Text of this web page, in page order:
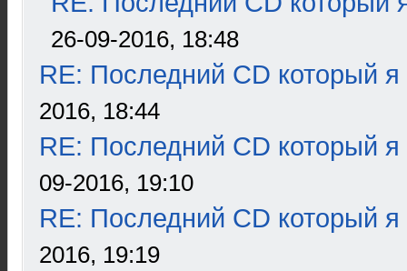
26-09-2016, 18:48
RE: Последний CD который я
2016, 18:44
RE: Последний CD который я
09-2016, 19:10
RE: Последний CD который я
2016, 19:19